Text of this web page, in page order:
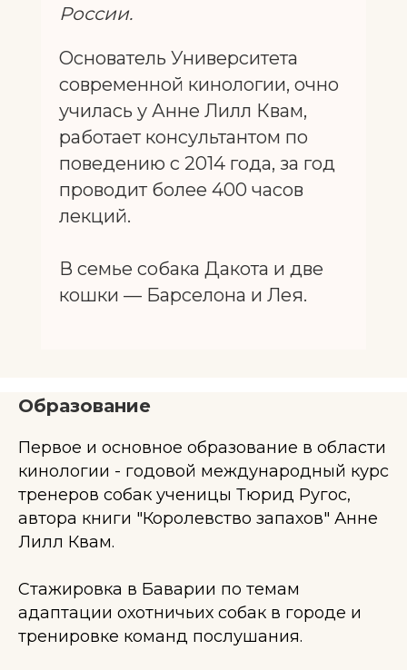
России.
Основатель Университета
современной кинологии, очно
училась у Анне Лилл Квам,
работает консультантом по
поведению с 2014 года, за год
проводит более 400 часов
лекций.
В семье собака Дакота и две
кошки — Барселона и Лея.
Образование
Первое и основное образование в области
кинологии - годовой международный курс
тренеров собак ученицы Тюрид Ругос,
автора книги "Королевство запахов" Анне
Лилл Квам.
Стажировка в Баварии по темам
адаптации охотничьих собак в городе и
тренировке команд послушания.